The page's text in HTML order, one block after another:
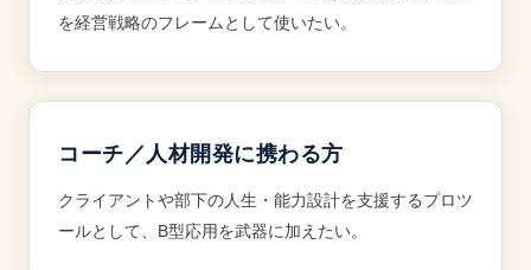
を経営戦略のフレームとして使いたい。
コーチ／人材開発に携わる方
クライアントや部下の人生・能力設計を支援するプロツ
ールとして、B型応用を武器に加えたい。